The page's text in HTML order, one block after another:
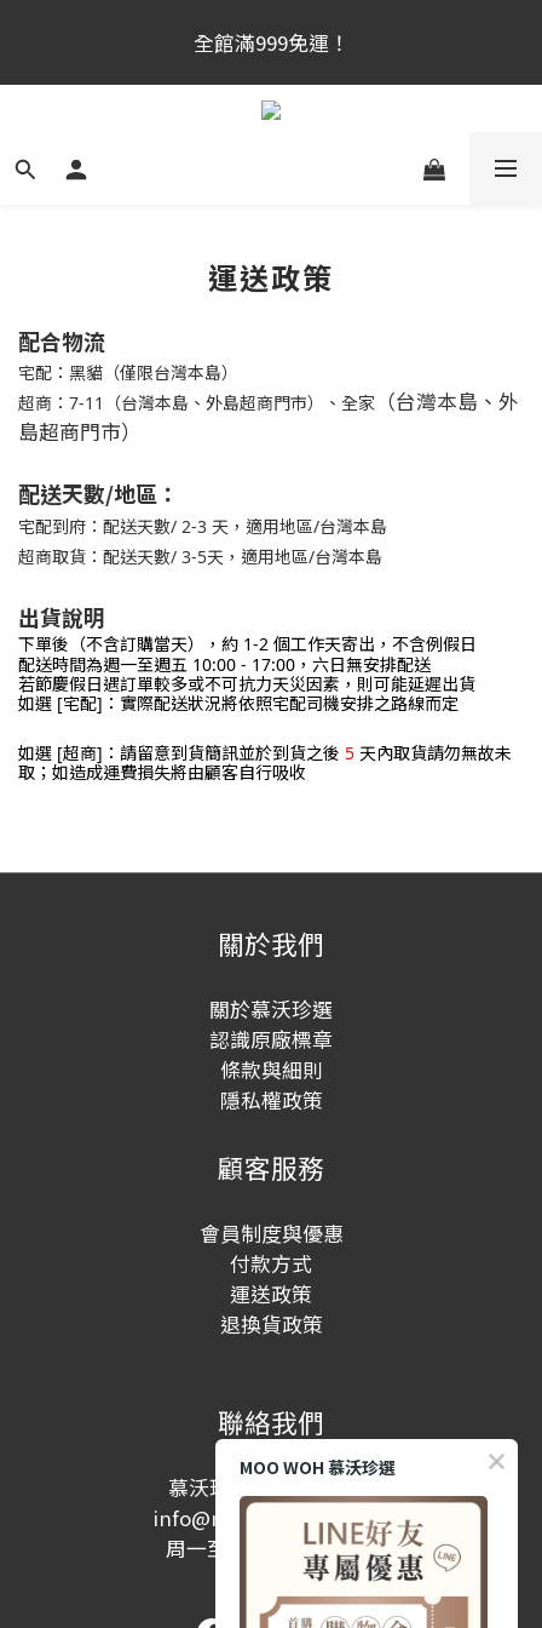
官網新會員首購享$300購物金！（註冊180天内有效，
滿千使用）
全館滿999免運！
官網新會員首購享$300購物金！（註冊180天内有效，
運送政策
配合物流
宅配： 黑貓 （僅限台灣本島）
超商：7-11（台灣本島、外島超商門市）、全家 （台灣本島、外
島超商門市）
配送天數/地區：
宅配到府： 配送天數/ 2-3 天， 適用地區/台灣本島
超商取貨： 配送天數/ 3-5天， 適用地區/台灣本島
出貨說明
下單後（不含訂購當天），約 1-2 個工作天寄出，不含例假日
配送時間為週一至週五 10:00 - 17:00，六日無安排配送
若節慶假日遇訂單較多或不可抗力天災因素，則可能延遲出貨
如選 [宅配]：實際配送狀況將依照宅配司機安排之路線而定
如選 [超商]：請留意到貨簡訊並於到貨之後 5 天內取貨請勿無故未
取；如造成運費損失將由顧客自行吸收
關於我們
關於慕沃珍選
認識原廠標章
條款與細則
隱私權政策
顧客服務
會員制度與優惠
付款方式
運送政策
退換貨政策
聯絡我們
慕沃珍選股份有限公司
info@moowohshop.com
周一至周五 10:00-17:00
(例假日除外)
MOO WOH 慕沃珍選